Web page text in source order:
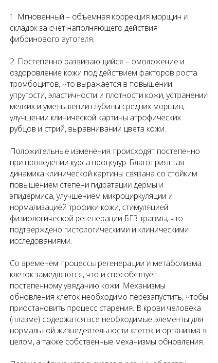
1. Мгновенный – объемная коррекция морщин и
складок за счёт наполняющего действия
фибринового аутогеля.
2. Постепенно развивающийся – омоложение и
оздоровление кожи под действием факторов роста
тромбоцитов, что выражается в повышении
упругости, эластичности и плотности кожи, устранении
мелких и уменьшении глубины средних морщин,
улучшении клинической картины атрофических
рубцов и стрий, выравнивании цвета кожи.
Положительные изменения происходят постепенно
при проведении курса процедур. Благоприятная
динамика клинической картины связана со стойким
повышением степени гидратации дермы и
эпидермиса, улучшением микроциркуляции и
нормализацией трофики кожи, стимуляцией
физиологической регенерации БЕЗ травмы, что
подтверждено гистологическими и клиническими
исследованиями.
Со временем процессы регенерации и метаболизма
клеток замедляются, что и способствует
постепенному увяданию кожи. Механизмы
обновления клеток необходимо перезапустить, чтобы
приостановить процесс старения. В крови человека
(плазме) содержатся все необходимые элементы для
нормальной жизнедеятельности клеток и организма в
целом, а также собственные механизмы обновления.